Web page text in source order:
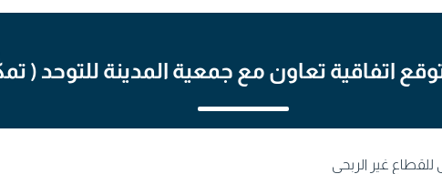
اتفاقية تعاون مع جمعية المدينة للتوحد (
للقطاع غير الربحي